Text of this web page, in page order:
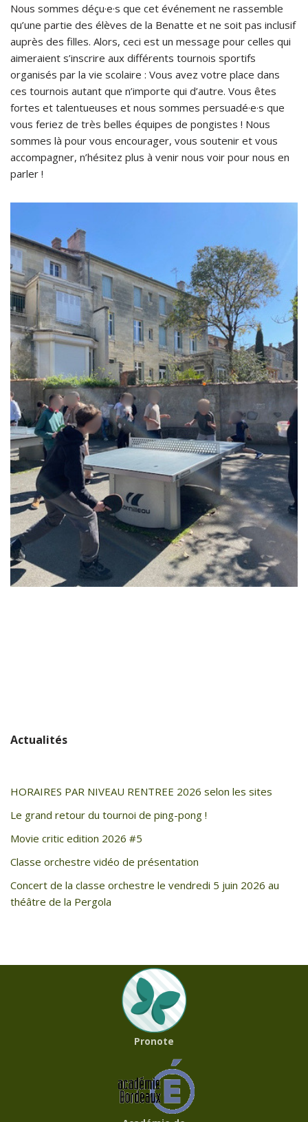
Nous sommes déçu·e·s que cet événement ne rassemble
qu’une partie des élèves de la Benatte et ne soit pas inclusif
auprès des filles. Alors, ceci est un message pour celles qui
aimeraient s’inscrire aux différents tournois sportifs
organisés par la vie scolaire : Vous avez votre place dans
ces tournois autant que n’importe qui d’autre. Vous êtes
fortes et talentueuses et nous sommes persuadé·e·s que
vous feriez de très belles équipes de pongistes ! Nous
sommes là pour vous encourager, vous soutenir et vous
accompagner, n’hésitez plus à venir nous voir pour nous en
parler !
Actualités
HORAIRES PAR NIVEAU RENTREE 2026 selon les sites
Le grand retour du tournoi de ping-pong !
Movie critic edition 2026 #5
Classe orchestre vidéo de présentation
Concert de la classe orchestre le vendredi 5 juin 2026 au
théâtre de la Pergola
Pronote